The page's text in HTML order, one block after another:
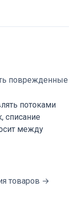
поврежденные
потоками
списание
между
товаров →